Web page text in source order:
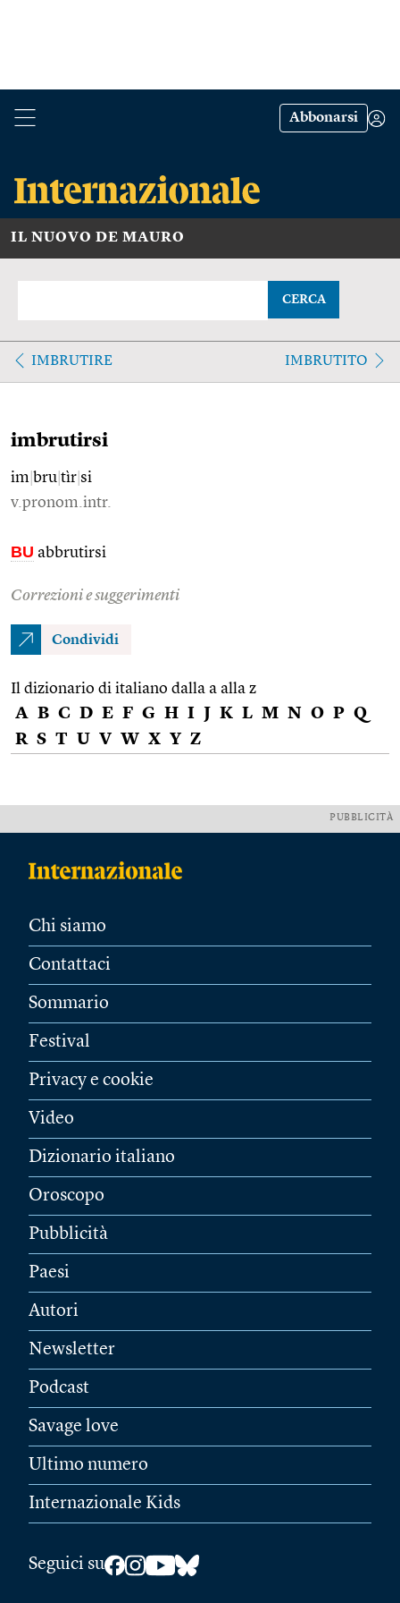
Abbonarsi
IL NUOVO DE MAURO
CERCA
IMBRUTIRE IMBRUTITO
imbrutirsi
im bru tìr si
v.pronom.intr.
BU abbrutirsi
Correzioni e suggerimenti
Condividi
Il dizionario di italiano dalla a alla z
A B C D E F G H I J K L M N O P Q
R S T U V W X Y Z
PUBBLICITÀ
Chi siamo
Contattaci
Sommario
Festival
Privacy e cookie
Video
Dizionario italiano
Oroscopo
Pubblicità
Paesi
Autori
Newsletter
Podcast
Savage love
Ultimo numero
Internazionale Kids
Seguici su